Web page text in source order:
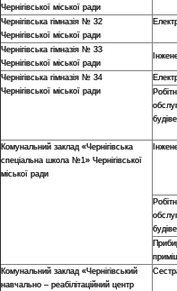
Чернігівської міської ради
Чернігівська гімназія № 32
Чернігівської міської ради
Чернігівська гімназія № 33
Чернігівської міської ради
Чернігівська гімназія № 34
Чернігівської міської ради
Комунальний заклад «Чернігівська
спеціальна школа №1» Чернігівської
міської ради
Комунальний заклад «Чернігівський
навчально – реабілітаційний центр